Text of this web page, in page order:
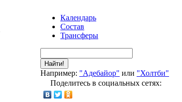
Календарь
Состав
Трансферы
Найти!
Например: "Адебайор" или "Холтби"
Поделитесь в социальных сетях: